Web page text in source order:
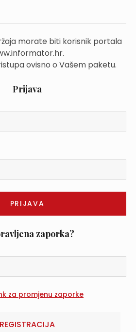
morate biti korisnik portala
ovisno o Vašem paketu.
Prijava
zaporka?
REGISTRACIJA